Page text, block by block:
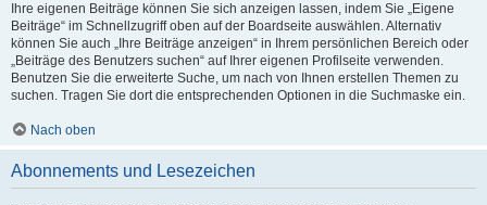
Ihre eigenen Beiträge können Sie sich anzeigen lassen, indem Sie „Eigene
Beiträge“ im Schnellzugriff oben auf der Boardseite auswählen. Alternativ
können Sie auch „Ihre Beiträge anzeigen“ in Ihrem persönlichen Bereich oder
„Beiträge des Benutzers suchen“ auf Ihrer eigenen Profilseite verwenden.
Benutzen Sie die erweiterte Suche, um nach von Ihnen erstellen Themen zu
suchen. Tragen Sie dort die entsprechenden Optionen in die Suchmaske ein.
Nach oben
Abonnements und Lesezeichen